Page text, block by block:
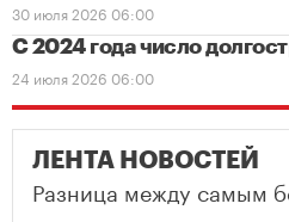
30 июля 2026 06:00
С 2024 года число
24 июля 2026 06:00
ЛЕНТА НОВОСТЕЙ
Разница между самым